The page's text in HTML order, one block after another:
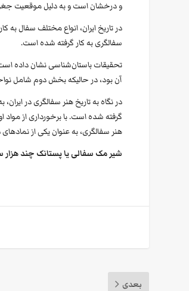
و درخشان است و به دلیل موقعیت
در تاریخ ایران، انواع مختلف سفال به
سفالگری به کار گرفته شده است.
تحقیقات باستان‌شناسی نشان داده
آن بود، در حالیکه بخش دوم شامل
در نگاه به تاریخ هنر سفالگری در
گرفته شده است. با برخورداری از مواد
هنر سفالگری، به عنوان یکی از
شیر مک سفالی یا پستانک چند هزار
بعدی